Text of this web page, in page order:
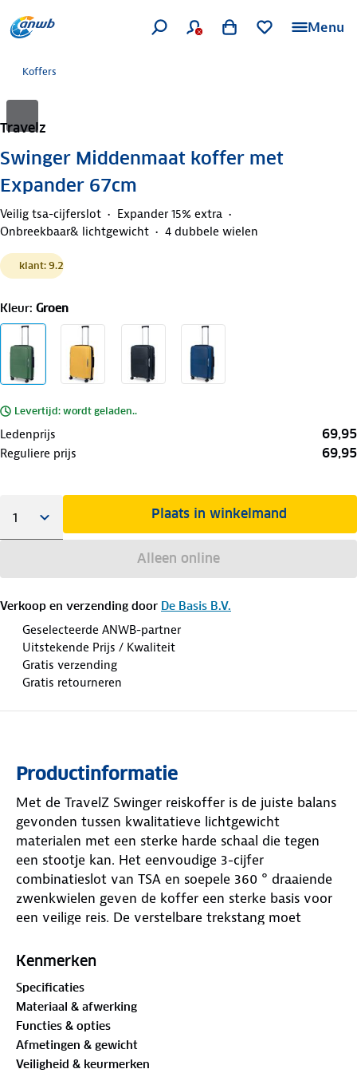
Menu
Koffers
Travelz
Swinger Middenmaat koffer met
Expander 67cm
Veilig tsa-cijferslot
Expander 15% extra
Onbreekbaar& lichtgewicht
4 dubbele wielen
klant: 9.2
Kleur: Groen
Levertijd: wordt geladen..
Ledenprijs 69,95
Reguliere prijs 69,95
Plaats in winkelmand
Alleen online
Verkoop en verzending door De Basis B.V.
Geselecteerde ANWB-partner
Uitstekende Prijs / Kwaliteit
Gratis verzending
Gratis retourneren
Productinformatie
Met de TravelZ Swinger reiskoffer is de juiste balans
gevonden tussen kwalitatieve lichtgewicht
materialen met een sterke harde schaal die tegen
een stootje kan. Het eenvoudige 3-cijfer
combinatieslot van TSA en soepele 360 ° draaiende
zwenkwielen geven de koffer een sterke basis voor
een veilige reis. De verstelbare trekstang moet
voor zowel kleinere als langere personen. De voering
enerzijds 2 gekruiste spanbanden voor een
georganiseerde verdeling van de bagage en
anderzijds een groot ritsvak. De middenmaat koffer
uit deze serie is voorzien van een expander op de
Kenmerken
Specificaties
Materiaal & afwerking
Functies & opties
Afmetingen & gewicht
Veiligheid & keurmerken